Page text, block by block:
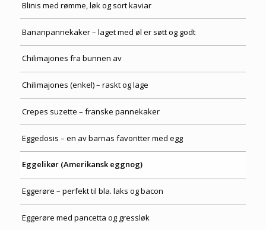
Blinis med rømme, løk og sort kaviar
Bananpannekaker – laget med øl er søtt og godt
Chilimajones fra bunnen av
Chilimajones (enkel) – raskt og lage
Crepes suzette – franske pannekaker
Eggedosis – en av barnas favoritter med egg
Eggelikør (Amerikansk eggnog)
Eggerøre – perfekt til bla. laks og bacon
Eggerøre med pancetta og gressløk